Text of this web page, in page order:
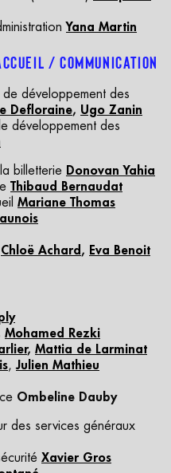
Yana Martin
CCUEIL / COMMUNICATION
de développement des
Defloraine, Ugo Zanin
développement des
billetterie Donovan Yahia
Thibaud Bernaudat
Mariane Thomas
Chloë Achard , Eva Benoit
Mohamed Rezki
, Mattia de Larminat
,Julien Mathieu
Ombeline Dauby
des services généraux
Xavier Gros